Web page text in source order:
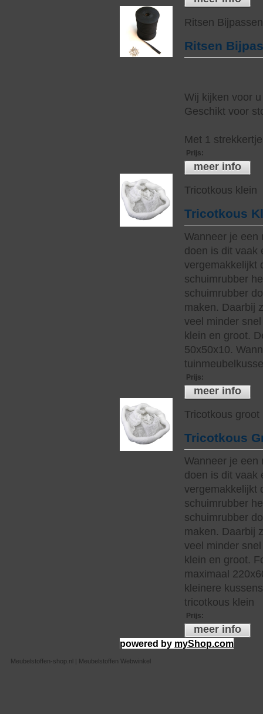
Ritsen
Ritsen
Wij kijken voor
Geschikt voor
Met 1
Prijs:
meer info
Tricotkous klein
Tricotkous
Wanneer je een
doen is dit vaak
vergemakkelijkt
schuimrubber
schuimrubber
maken. Daarbij
veel minder
klein en groot.
50x50x10.
Prijs:
meer info
Tricotkous groot
Tricotkous
Wanneer je een
doen is dit vaak
vergemakkelijkt
schuimrubber
schuimrubber
maken. Daarbij
veel minder
klein en groot.
maximaal
kleinere
tricotkous klein
Prijs:
meer info
powered by myShop.com
Meubelstoffen-shop.nl | Meubelstoffen Webwinkel